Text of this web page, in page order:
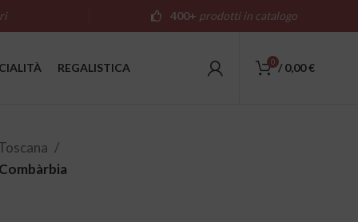
REGALISTICA 0 / 0,00€
400+ prodotti in catalogo